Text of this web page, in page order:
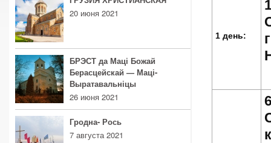
1 день:
20 июня 2021
БРЭСТ да Маці Божай
Берасцейскай — Маці-
Выратавальніцы
26 июня 2021
Гродна- Рось
7 августа 2021